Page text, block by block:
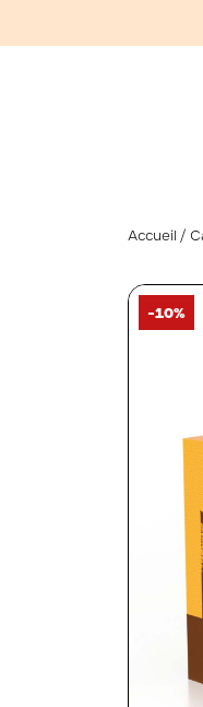
Accueil
-10%